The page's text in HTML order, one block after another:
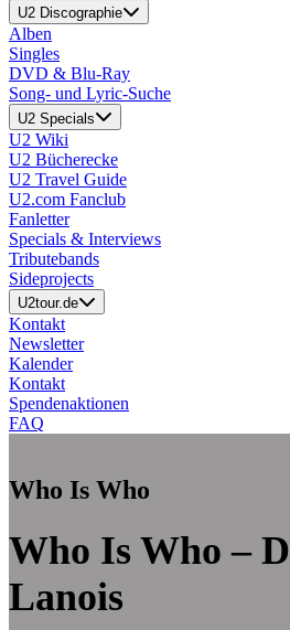
U2 Discographie
Alben
Singles
DVD & Blu-Ray
Song- und Lyric-Suche
U2 Specials
U2 Wiki
U2 Bücherecke
U2 Travel Guide
U2.com Fanclub
Fanletter
Specials & Interviews
Tributebands
Sideprojects
U2tour.de
Kontakt
Newsletter
Kalender
Kontakt
Spendenaktionen
FAQ
Who Is Who
Who Is Who –
Lanois